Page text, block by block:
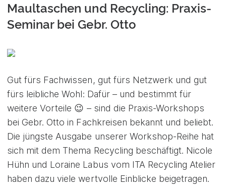
Maultaschen und Recycling: Praxis-
Seminar bei Gebr. Otto
Gut fürs Fachwissen, gut fürs Netzwerk und gut
fürs leibliche Wohl: Dafür – und bestimmt für
weitere Vorteile 😉 – sind die Praxis-Workshops
bei Gebr. Otto in Fachkreisen bekannt und beliebt.
Die jüngste Ausgabe unserer Workshop-Reihe hat
sich mit dem Thema Recycling beschäftigt. Nicole
Hühn und Loraine Labus vom ITA Recycling Atelier
haben dazu viele wertvolle Einblicke beigetragen.